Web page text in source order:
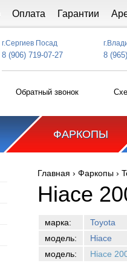
Оплата Гарантии
г.Сергиев Посад
8 (906) 719-07-27 8
Обратный звонок
ФАРКОПЫ
Вы здесь
Главная › Фаркопы ›
Hiace
марка:
Toyota
модель:
Hiace
модель:
Hiace